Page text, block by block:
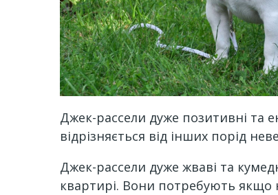
Джек-рассели дуже позитивні та
відрізняється від інших порід
Джек-рассели дуже жваві та
квартирі. Вони потребують якщо